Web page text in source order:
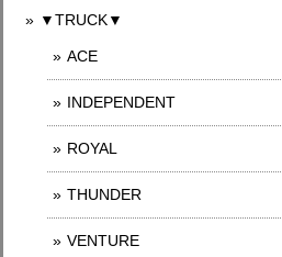
▼TRUCK▼
ACE
INDEPENDENT
ROYAL
THUNDER
VENTURE